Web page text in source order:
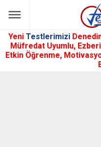
Yeni Testlerimizi
Müfredat Uyumlu, Ezberi
Etkin Öğrenme,